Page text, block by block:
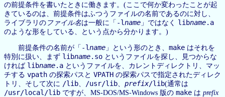
の前提条件を書いたときに働きます。(ここで何か変わったことが起
きているのは、前提条件はふつうファイルの名前であるのに対し、
ライブラリの ファイル名は一般に「 -lname 」ではなく libname.a
のような形をしている、という点から分かります。)
前提条件の名前が「 -lname 」という形のとき、 make はそれを
特別に扱い、まず libname.so というファイルを探し、見つからな
ければ libname.a というファイルを、カレントディレクトリ、マッ
チする vpath の探索パスと VPATH の探索パスで指定されたディレク
トリ、そして次に /lib /usr/lib prefix/lib(通常は
/usr/local/lib ですが、MS-DOS/MS-Windows 版の make は prefix